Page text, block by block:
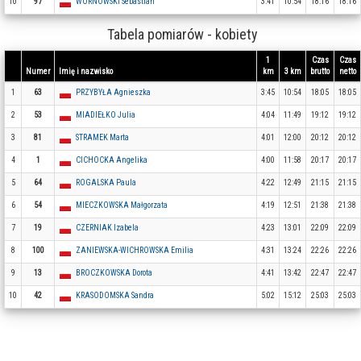
Tabela pomiarów - kobiety
Numer Imię i nazwisko
1
km
3 km
Czas
brutto
Czas
netto
1 63 PRZYBYŁA Agnieszka 3:45 10:54 18:05 18:05
2 53 MIADIEŁKO Julia 4:04 11:49 19:12 19:12
3 81 STRAMEK Marta 4:01 12:00 20:12 20:12
4 1 CICHOCKA Angelika 4:00 11:58 20:17 20:17
5 64 ROGALSKA Paula 4:22 12:49 21:15 21:15
6 54 MIECZKOWSKA Małgorzata 4:19 12:51 21:38 21:38
7 19 CZERNIAK Izabela 4:23 13:01 22:09 22:09
8 100 ZANIEWSKA-WICHROWSKA Emilia 4:31 13:24 22:26 22:26
9 13 BROCZKOWSKA Dorota 4:41 13:42 22:47 22:47
10 42 KRASODOMSKA Sandra 5:02 15:12 25:03 25:03